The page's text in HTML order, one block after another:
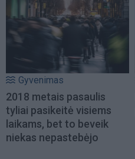
Gyvenimas
2018 metais pasaulis
tyliai pasikeitė visiems
laikams, bet to beveik
niekas nepastebėjo